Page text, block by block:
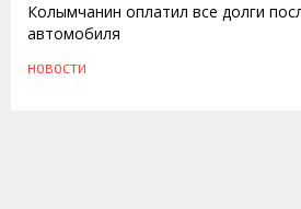
Колымчанин оплатил все долги
автомобиля
НОВОСТИ